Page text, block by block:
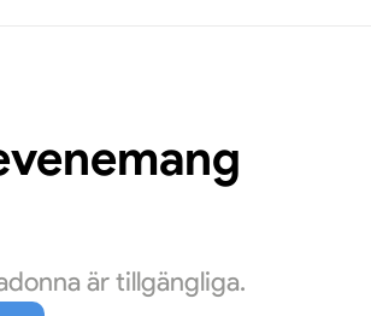
är tillgängliga.